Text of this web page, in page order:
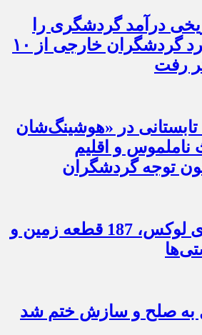
درآمد گردشگری را
شکست/ هزینه‌کرد گردشگران خارجی از ۱۰
رفت
در «هوشینگ‌شان
ناملموس و اقلیم
توجه گردشگران
توقیف 86خودروی لوکس، 187 قطعه زمین و